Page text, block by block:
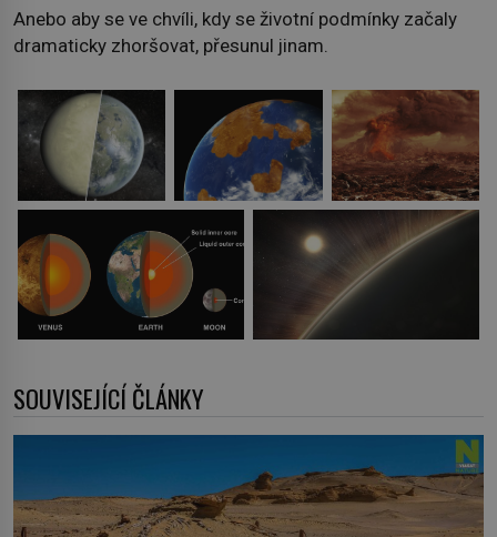
Anebo aby se ve chvíli, kdy se životní podmínky začaly
dramaticky zhoršovat, přesunul jinam.
SOUVISEJÍCÍ ČLÁNKY